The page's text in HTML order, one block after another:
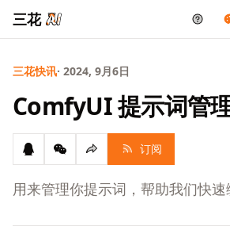
三花
三花快讯· 2024, 9月6日
ComfyUI 提示词管
订阅
用来管理你提示词，帮助我们快